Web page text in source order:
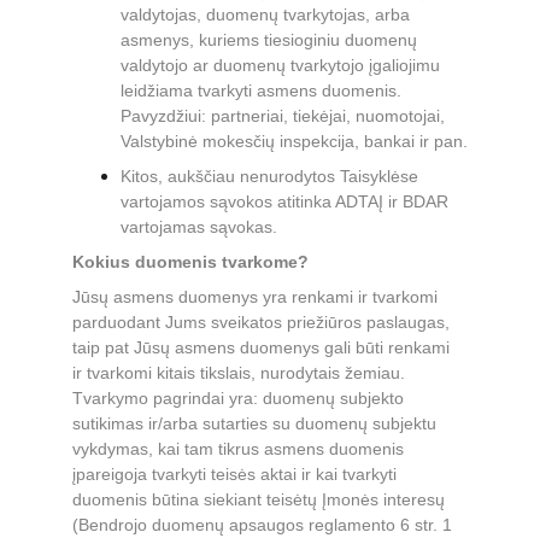
valdytojas, duomenų tvarkytojas, arba
asmenys, kuriems tiesioginiu duomenų
valdytojo ar duomenų tvarkytojo įgaliojimu
leidžiama tvarkyti asmens duomenis.
Pavyzdžiui: partneriai, tiekėjai, nuomotojai,
Valstybinė mokesčių inspekcija, bankai ir pan.
Kitos, aukščiau nenurodytos Taisyklėse
vartojamos sąvokos atitinka ADTAĮ ir BDAR
vartojamas sąvokas.
Kokius duomenis tvarkome?
Jūsų asmens duomenys yra renkami ir tvarkomi
parduodant Jums sveikatos priežiūros paslaugas,
taip pat Jūsų asmens duomenys gali būti renkami
ir tvarkomi kitais tikslais, nurodytais žemiau.
Tvarkymo pagrindai yra: duomenų subjekto
sutikimas ir/arba sutarties su duomenų subjektu
vykdymas, kai tam tikrus asmens duomenis
įpareigoja tvarkyti teisės aktai ir kai tvarkyti
duomenis būtina siekiant teisėtų Įmonės interesų
(Bendrojo duomenų apsaugos reglamento 6 str. 1